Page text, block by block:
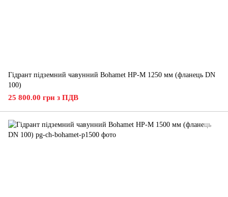
Гідрант підземний чавунний Bohamet HP-M 1250 мм (фланець DN
100)
25 800.00 грн з ПДВ